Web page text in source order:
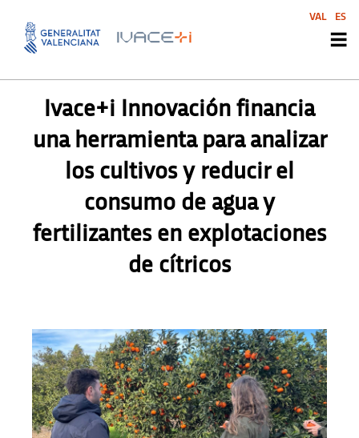
PRENSA , PRENSA
Ivace+i Innovación financia
una herramienta para analizar
los cultivos y reducir el
consumo de agua y
fertilizantes en explotaciones
de cítricos
VAL ES